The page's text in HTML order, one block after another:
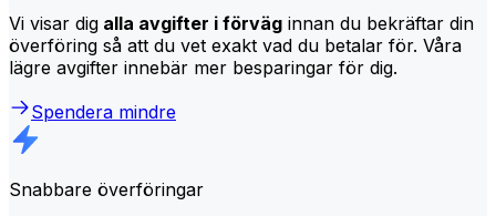
Vi visar dig alla avgifter i förväg innan du bekräftar din
överföring så att du vet exakt vad du betalar för. Våra
lägre avgifter innebär mer besparingar för dig.
Spendera mindre
Snabbare överföringar